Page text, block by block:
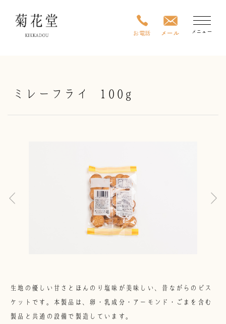
お電話 メール メニュー
TOP
500-8034 岐阜市岐阜市本町５丁目３９番地
058-263-1552 E-mail info@kikkadou.jp
業時間:9:00-16:00
ミレーフライ 100g
生地の優しい甘さとほんのり塩味が美味しい、昔ながらのビス
ケットです。本製品は、卵・乳成分・アーモンド・ごまを含む
製品と共通の設備で製造しています。